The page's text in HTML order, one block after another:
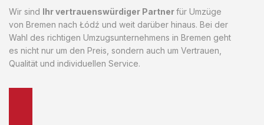
Wir sind Ihr vertrauenswürdiger Partnerfür Umzüge
von Bremen nach Łódź und weit darüber hinaus. Bei der
Wahl des richtigen Umzugsunternehmens in Bremen geht
es nicht nur um den Preis, sondern auch um Vertrauen,
Qualität und individuellen Service.